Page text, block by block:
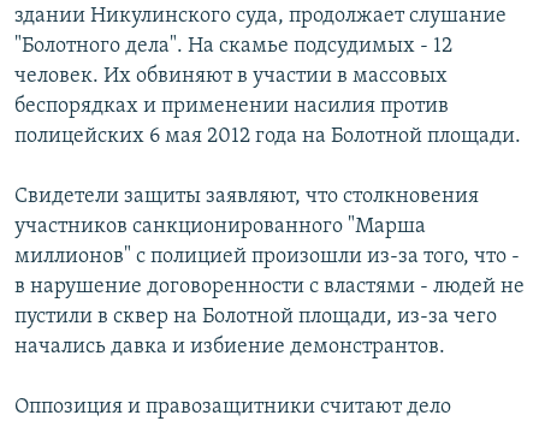
здании Никулинского суда, продолжает слушание
"Болотного дела". На скамье подсудимых - 12
человек. Их обвиняют в участии в массовых
беспорядках и применении насилия против
полицейских 6 мая 2012 года на Болотной площади.
Свидетели защиты заявляют, что столкновения
участников санкционированного "Марша
миллионов" с полицией произошли из-за того, что -
в нарушение договоренности с властями - людей не
пустили в сквер на Болотной площади, из-за чего
начались давка и избиение демонстрантов.
Оппозиция и правозащитники считают дело